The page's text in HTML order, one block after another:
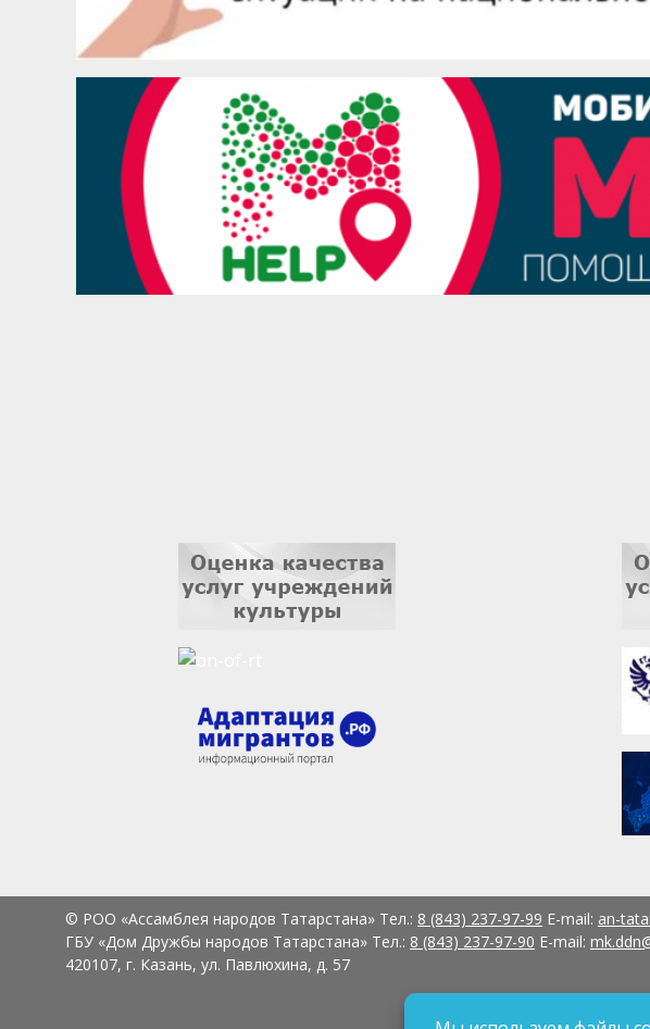
© РОО «Ассамблея народов Татарстана» Тел.: 8 (843) 237-97-99 E-mail: an-
ГБУ «Дом Дружбы народов Татарстана» Тел.: 8 (843) 237-97-90 E-mail:
420107, г. Казань, ул. Павлюхина, д. 57